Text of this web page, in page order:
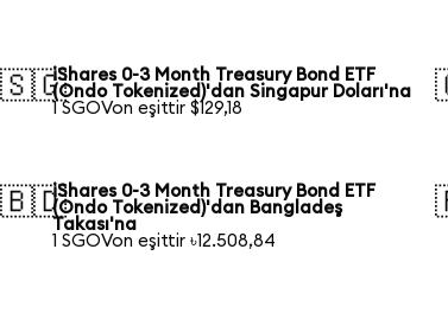
🇸🇬iShares 0-3 Month Treasury Bond ETF
(Ondo Tokenized)'dan Singapur Doları'na
1 SGOVon eşittir $129,18
🇧🇩iShares 0-3 Month Treasury Bond ETF
(Ondo Tokenized)'dan Bangladeş
Takası'na
1 SGOVon eşittir ৳12.508,84